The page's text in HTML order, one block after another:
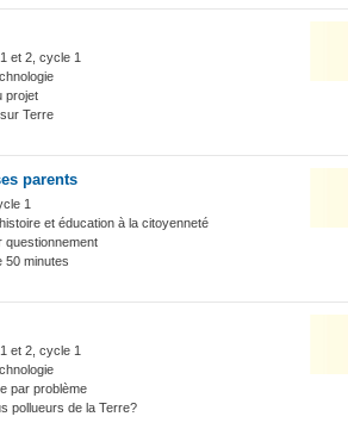
et 2, cycle 1
projet
Terre
parents
1
et éducation à la citoyenneté
questionnement
50 minutes
et 2, cycle 1
par problème
pollueurs de la Terre?